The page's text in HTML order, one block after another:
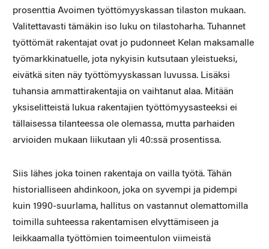
prosenttia Avoimen työttömyyskassan tilaston mukaan.
Valitettavasti tämäkin iso luku on tilastoharha. Tuhannet
työttömät rakentajat ovat jo pudonneet Kelan maksamalle
työmarkkinatuelle, jota nykyisin kutsutaan yleistueksi,
eivätkä siten näy työttömyyskassan luvussa. Lisäksi
tuhansia ammattirakentajia on vaihtanut alaa. Mitään
yksiselitteistä lukua rakentajien työttömyysasteeksi ei
tällaisessa tilanteessa ole olemassa, mutta parhaiden
arvioiden mukaan liikutaan yli 40:ssä prosentissa.
Siis lähes joka toinen rakentaja on vailla työtä. Tähän
historialliseen ahdinkoon, joka on syvempi ja pidempi
kuin 1990-suurlama, hallitus on vastannut olemattomilla
toimilla suhteessa rakentamisen elvyttämiseen ja
leikkaamalla työttömien toimeentulon viimeistä